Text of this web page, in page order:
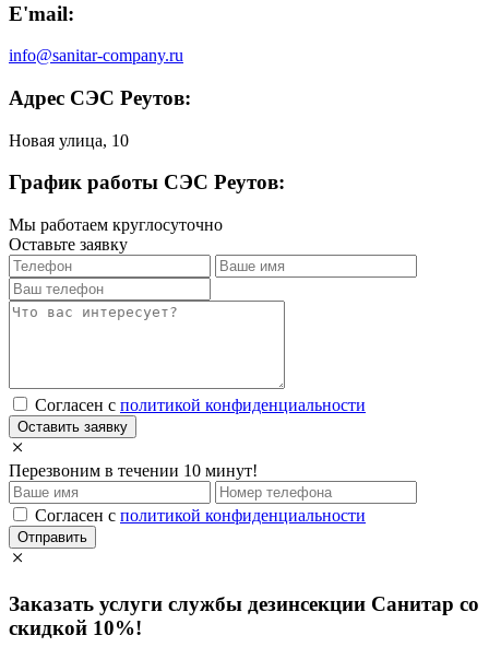
E'mail:
info@sanitar-company.ru
Адрес СЭС Реутов:
Новая улица, 10
График работы СЭС Реутов:
Мы работаем круглосуточно
Оставьте заявку
Cогласен с политикой конфиденциальности
Оставить заявку
Перезвоним в течении 10 минут!
Cогласен с политикой конфиденциальности
Отправить
Заказать услуги службы дезинсекции Санитар со
скидкой 10%!